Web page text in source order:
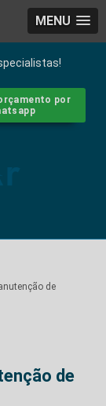
MENU
por
de
de